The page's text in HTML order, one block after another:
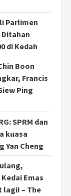
Parlimen
Ditahan
di Kedah
Boon
Francis
Ping
SPRM dan
kuasa
Yan Cheng
Emas
– The